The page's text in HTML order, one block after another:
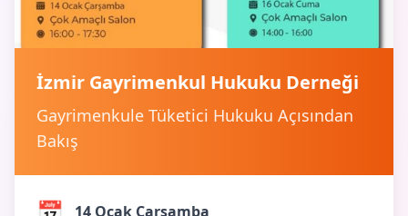
İzmir Gayrimenkul Hukuku Derneği
Gayrimenkule Tüketici Hukuku Açısından
Bakış
14 Ocak Çarşamba